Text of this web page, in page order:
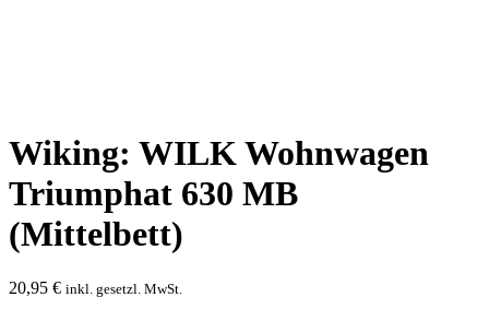
Wiking: WILK Wohnwagen
Triumphat 630 MB
(Mittelbett)
20,95 € inkl. gesetzl. MwSt.